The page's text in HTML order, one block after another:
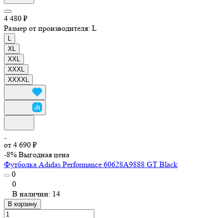
4 480 ₽
Размер от производителя: L
XL
XXL
XXXL
XXXXL
от 4 690 ₽
-8% Выгодная цена
Футболка Adidas Performance 60628A9888 GT Black
0
0
В наличии: 14
В корзину